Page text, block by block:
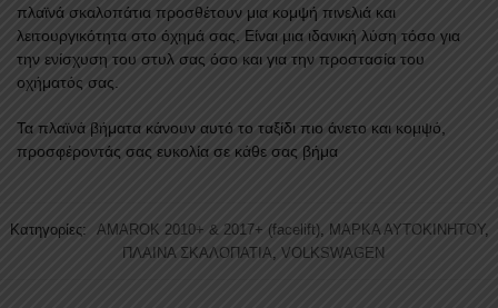
πλαϊνά σκαλοπάτια προσθέτουν μια κομψή πινελιά και
λειτουργικότητα στο όχημά σας. Είναι μια ιδανική λύση τόσο για
την ενίσχυση του στυλ σας όσο και για την προστασία του
οχήματός σας.
Τα πλαϊνά βήματα κάνουν αυτό το ταξίδι πιο άνετο και κομψό,
προσφέροντάς σας ευκολία σε κάθε σας βήμα
Κατηγορίες: AMAROK 2010+ & 2017+ (facelift) ΜΑΡΚΑ ΑΥΤΟΚΙΝΗΤΟΥ,
ΠΛΑΙΝΑ ΣΚΑΛΟΠΑΤΙΑ VOLKSWAGEN